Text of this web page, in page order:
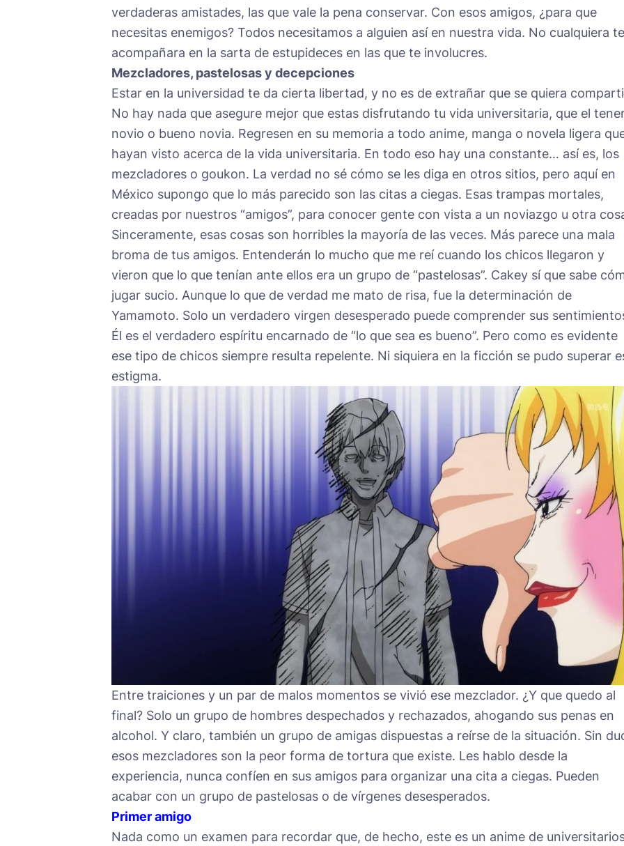
verdaderas amistades, las que vale la pena conservar. Con esos amigos, ¿para que
necesitas enemigos? Todos necesitamos a alguien así en nuestra vida. No cualquiera te
acompañara en la sarta de estupideces en las que te involucres.
Mezcladores, pastelosas y decepciones
Estar en la universidad te da cierta libertad, y no es de extrañar que se quiera
No hay nada que asegure mejor que estas disfrutando tu vida universitaria, que el
novio o bueno novia. Regresen en su memoria a todo anime, manga o novela ligera
hayan visto acerca de la vida universitaria. En todo eso hay una constante… así es, los
mezcladores o goukon. La verdad no sé cómo se les diga en otros sitios, pero aquí en
México supongo que lo más parecido son las citas a ciegas. Esas trampas mortales,
creadas por nuestros “amigos”, para conocer gente con vista a un noviazgo u otra
Sinceramente, esas cosas son horribles la mayoría de las veces. Más parece una mala
broma de tus amigos. Entenderán lo mucho que me reí cuando los chicos llegaron y
vieron que lo que tenían ante ellos era un grupo de “pastelosas”. Cakey sí que sabe
jugar sucio. Aunque lo que de verdad me mato de risa, fue la determinación de
Yamamoto. Solo un verdadero virgen desesperado puede comprender sus
Él es el verdadero espíritu encarnado de “lo que sea es bueno”. Pero como es evidente
ese tipo de chicos siempre resulta repelente. Ni siquiera en la ficción se pudo superar
estigma.
Entre traiciones y un par de malos momentos se vivió ese mezclador. ¿Y que quedo al
final? Solo un grupo de hombres despechados y rechazados, ahogando sus penas en
alcohol. Y claro, también un grupo de amigas dispuestas a reírse de la situación. Sin
esos mezcladores son la peor forma de tortura que existe. Les hablo desde la
experiencia, nunca confíen en sus amigos para organizar una cita a ciegas. Pueden
acabar con un grupo de pastelosas o de vírgenes desesperados.
Primer amigo
Nada como un examen para recordar que, de hecho, este es un anime de